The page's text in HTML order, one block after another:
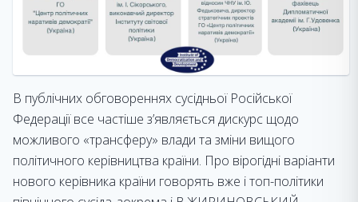
В публічних обговореннях сусідньої Російської
Федерації все частіше з’являється дискурс щодо
можливого «трансферу» влади та зміни вищого
політичного керівництва країни. Про вірогідні варіанти
нового керівника країни говорять вже і топ-політики